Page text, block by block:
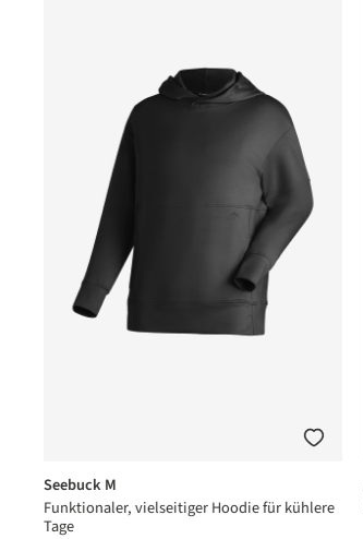
Seebuck M
Funktionaler, vielseitiger Hoodie für kühlere
Tage